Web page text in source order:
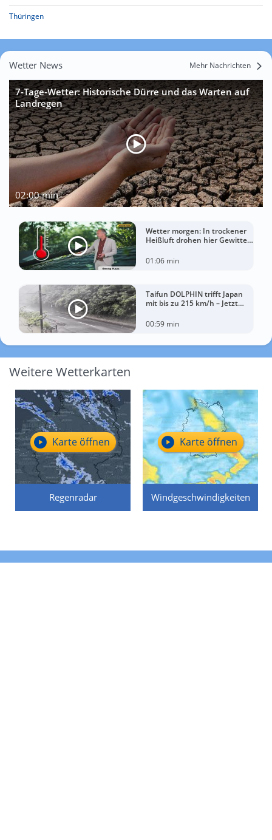
Thüringen
Wetter News Mehr Nachrichten
7-Tage-Wetter: Historische Dürre und das Warten auf
Landregen
02:00 min
Wetter morgen: In trockener
Heißluft drohen hier Gewitter
01:06 min
Taifun DOLPHIN trifft Japan
mit bis zu 215 km/h – Jetzt
00:59 min
Weitere Wetterkarten
Regenradar
Karte öffnen
Windgeschwindigkeiten
Karte öffnen